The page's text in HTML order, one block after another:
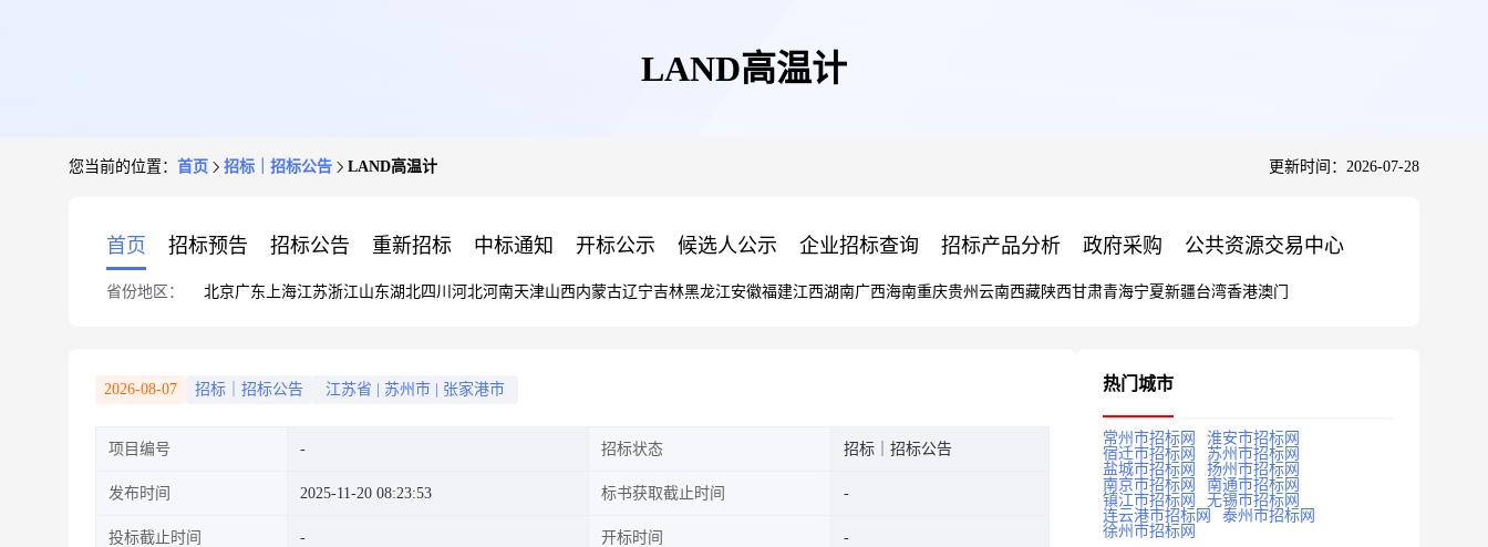
LAND高温计
您当前的位置： 首页 招标｜招标公告 LAND高温计 更新时间：2026-07-28
首页 招标预告 招标公告 重新招标 中标通知 开标公示 候选人公示 企业招标查询 招标产品分析 政府采购 公共资源交易中心
省份地区： 北京广东 上海江苏浙江山东湖北四川 河北河南天津山西内蒙古辽宁吉林黑龙江安徽福建江西湖南广西海南重庆贵州 云南西藏陕西甘肃青海宁夏新疆台湾香港澳门
2026-08-07 招标｜招标公告 江苏省 苏州市 张家港市
项目编号 招标状态 招标｜招标公告
发布时间 2025-11-20 08:23:53 标书获取截止时间
投标截止时间 开标时间
热门城市
常州市招标网
淮安市招标网
宿迁市招标网
苏州市招标网
盐城市招标网
扬州市招标网
南京市招标网
南通市招标网
镇江市招标网
无锡市招标网
连云港市招标网
泰州市招标网
徐州市招标网